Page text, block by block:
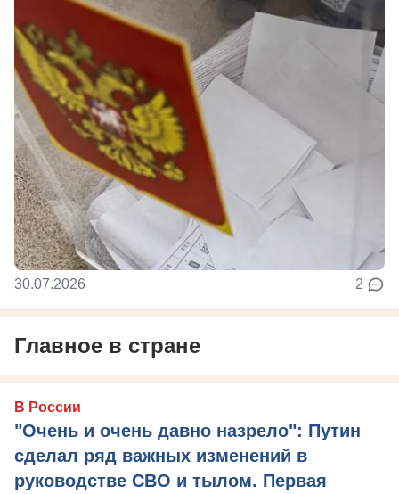
30.07.2026 2
Главное в стране
В России
"Очень и очень давно назрело": Путин
сделал ряд важных изменений в
руководстве СВО и тылом. Первая